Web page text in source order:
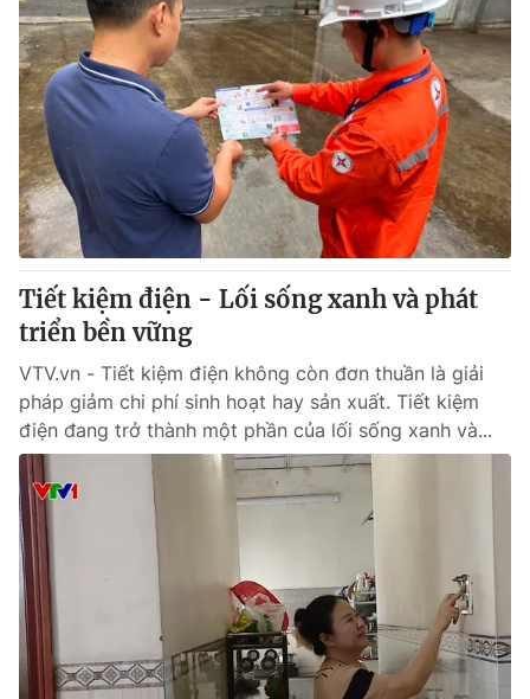
VTV Money VTV Thể thao
VTV Sức khoẻ Bất động sản
Thị trường 24h Tấm lòng Việt
VTV4 Vươn mình bằng AI
VTV9 VTV8
Liên hệ tòa soạn English
THỜI BÁO VTV
Theo dõi báo trên
Cơ quan chủ quản: Đài Truyền hình Việt Nam
Cơ quan báo chí:Thời báo VTV
Tiết kiệm điện - Lối sống xanh và phát
triển bền vững
VTV.vn - Tiết kiệm điện không còn đơn thuần là giải
pháp giảm chi phí sinh hoạt hay sản xuất. Tiết kiệm
điện đang trở thành một phần của lối sống xanh và...